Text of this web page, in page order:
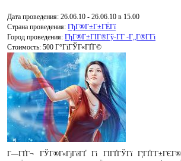
Дата проведения: 26.06.10 - 26.06.10 в 15.00
Страна проведения: ГђГ®Г±Г±ГЁГї
Город проведения: ГђГ®Г±ГІГ®Гў-Г­Г -Г„Г®Г­Гі
Стоимость: 500 Г°ГіГЎГ«ГҐГ©
Г—ГҐГ¬ ГЎГ®Г«ГјГёГҐ Гі ГІГҐГЎГї